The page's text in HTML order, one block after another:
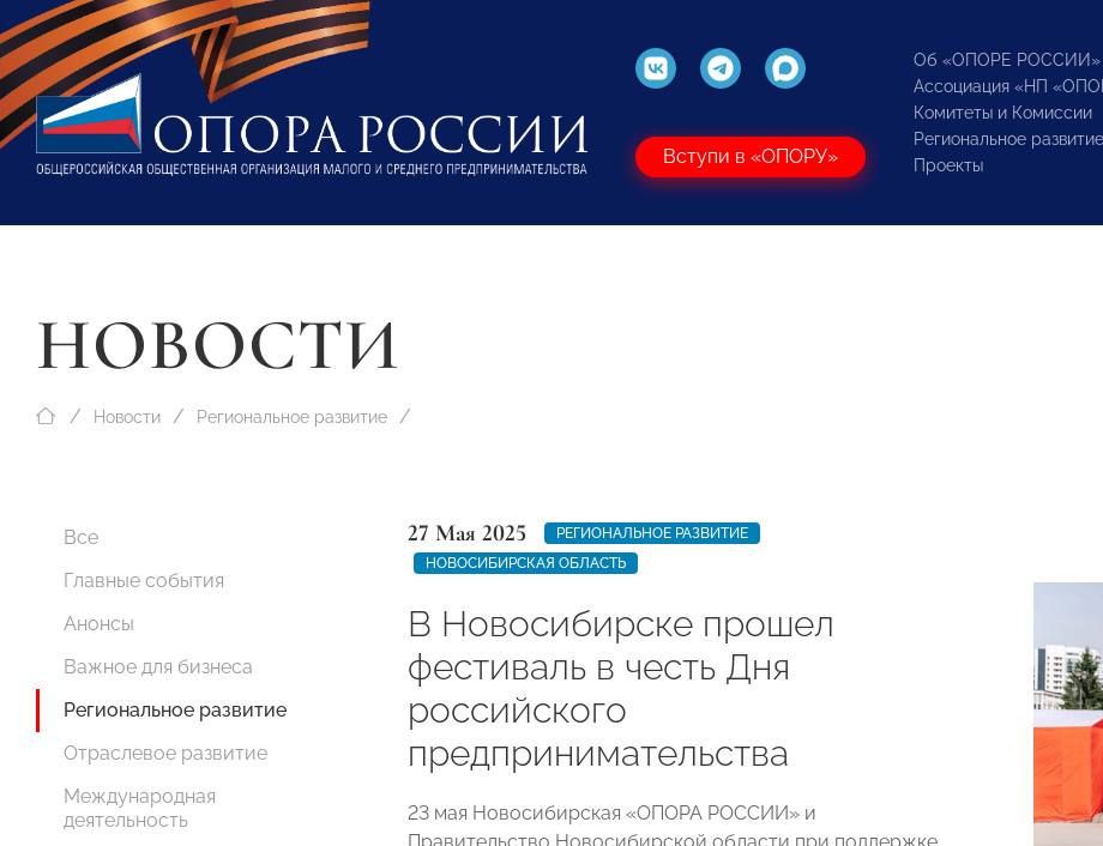
Вступи в «ОПОРУ»
Об «ОПОРЕ РОССИИ»
Ассоциация «НП
Комитеты и Комиссии
Региональное развитие
Проекты
НОВОСТИ
Новости Региональное развитие
Все
Главные события
Анонсы
Важное для бизнеса
Региональное развитие
Отраслевое развитие
Международная
деятельность
27 Мая 2025
РЕГИОНАЛЬНОЕ РАЗВИТИЕ
НОВОСИБИРСКАЯ ОБЛАСТЬ
В Новосибирске прошел
фестиваль в честь Дня
российского
предпринимательства
23 мая Новосибирская «ОПОРА РОССИИ» и